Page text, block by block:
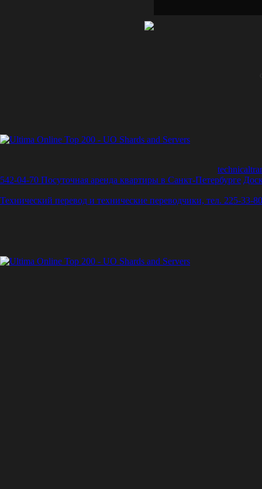
542-04-70 Посуточная аренда квартиры в Санкт-Петербурге
Технический перевод и технические переводчики, тел. 225-33-